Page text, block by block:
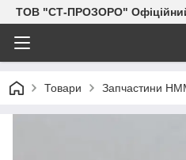
ТОВ "СТ-ПРОЗОРО" Офіційний
Товари Запчастини